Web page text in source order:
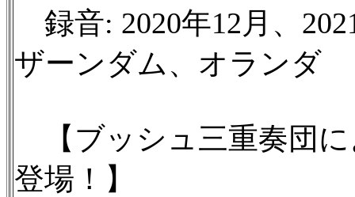
録音: 2020年12月、
ザーンダム、オランダ
【ブッシュ三重奏団に
登場！】